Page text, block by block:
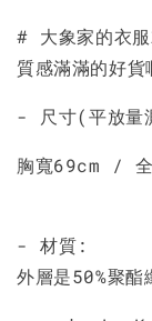
# 大象家的衣服
質感滿滿的好貨
- 尺寸(平放
胸寬69cm /
- 材質:
外層是50%聚